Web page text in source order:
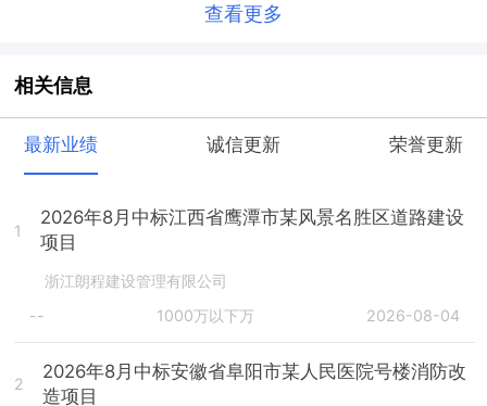
查看更多
相关信息
最新业绩 诚信更新 荣誉更新
1
2026年8月中标江西省鹰潭市某风景名胜区道路建设
项目
浙江朗程建设管理有限公司
--
1000万以下万 2026-08-04
2
2026年8月中标安徽省阜阳市某人民医院号楼消防改
造项目